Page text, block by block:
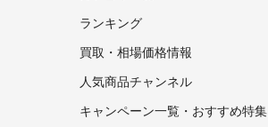
ランキング
買取・相場価格情報
人気商品チャンネル
キャンペーン一覧・おすすめ特集